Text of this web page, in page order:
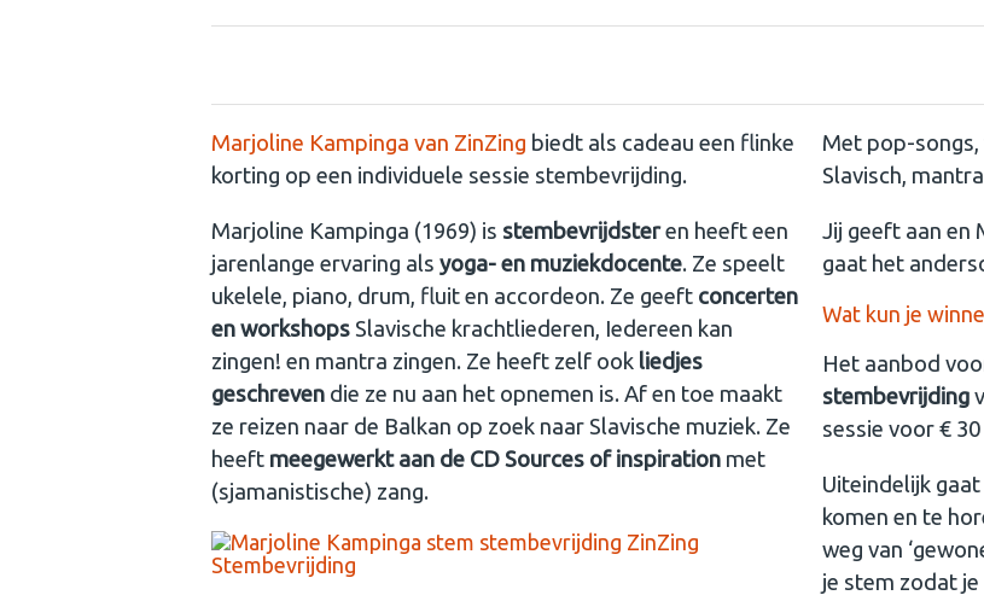
Marjoline Kampinga van ZinZing biedt als cadeau een flinke
korting op een individuele sessie stembevrijding.
Marjoline Kampinga (1969) is stembevrijdsteren heeft een
jarenlange ervaring als yoga- en muziekdocente. Ze speelt
ukelele, piano, drum, fluit en accordeon. Ze geeft concerten
en workshops Slavische krachtliederen, Iedereen kan
zingen! en mantra zingen. Ze heeft zelf ook liedjes
geschreven die ze nu aan het opnemen is. Af en toe maakt
ze reizen naar de Balkan op zoek naar Slavische muziek. Ze
heeft meegewerkt aan de CD Sources of inspiration met
(sjamanistische) zang.
Stembevrijding
Met pop-
Slavisch,
Jij geeft aan en
gaat het
Wat kun je
Het aanbod
stembevrijding
sessie voor €
Uiteindelijk
komen en te
weg van
je stem zodat